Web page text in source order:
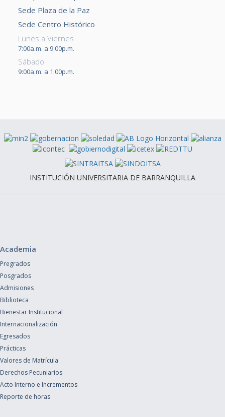
Sede Plaza de la Paz
Sede Centro Histórico
Lunes a Viernes
7:00a.m. a 9:00p.m.
Sábado
9:00a.m. a 1:00p.m.
INSTITUCIÓN UNIVERSITARIA DE BARRANQUILLA
Academia
Pregrados
Posgrados
Admisiones
Biblioteca
Bienestar Institucional
Internacionalización
Egresados
Prácticas
Valores de Matrícula
Derechos Pecuniarios
Acto Interno e Incrementos
Reporte de horas